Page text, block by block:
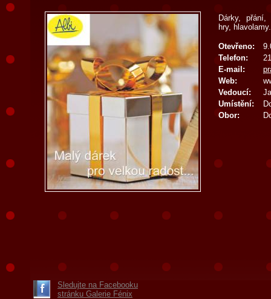
Dárky,
hry, hlavolamy.
Otevřeno:
Telefon:
E-mail:
Web:
Vedoucí:
Umístění:
Obor:
Sledujte na Facebooku
stránku Galerie Fénix